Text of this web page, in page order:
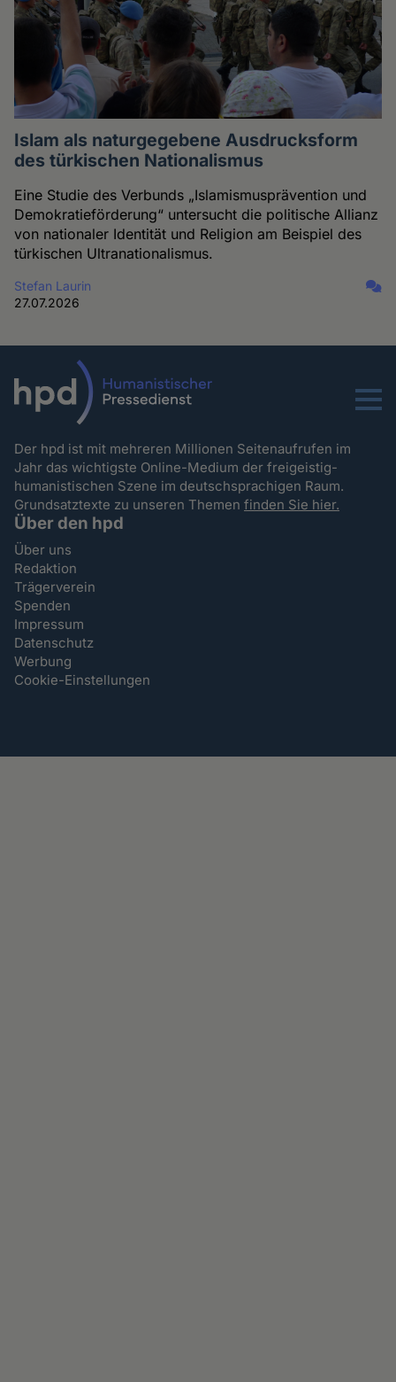
Islam als naturgegebene Ausdrucksform
des türkischen Nationalismus
Eine Studie des Verbunds „Islamismusprävention und
Demokratieförderung“ untersucht die politische Allianz
von nationaler Identität und Religion am Beispiel des
türkischen Ultranationalismus.
Stefan Laurin
27.07.2026
Menu
Der hpd ist mit mehreren Millionen Seitenaufrufen im
Jahr das wichtigste Online-Medium der freigeistig-
humanistischen Szene im deutschsprachigen Raum.
Grundsatztexte zu unseren Themenfinden Sie hier.
Über den hpd
Über uns
Redaktion
Trägerverein
Spenden
Impressum
Datenschutz
Werbung
Cookie-Einstellungen